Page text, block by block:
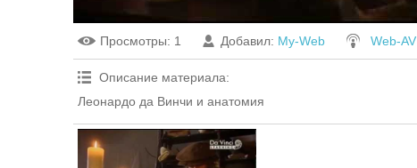
Просмотры: 1 Добавил: My-Web Web-AV
Описание материала:
Леонардо да Винчи и анатомия